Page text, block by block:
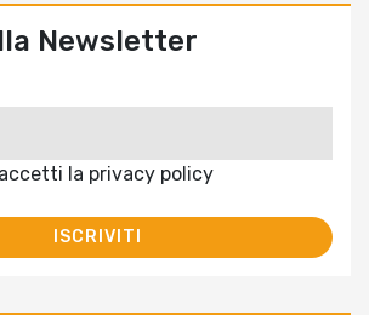
Newsletter
la privacy policy